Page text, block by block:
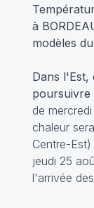
à
modèles
Dans l'Est,
poursuivre
de
chaleur
Centre-
jeudi 25
l'arrivée